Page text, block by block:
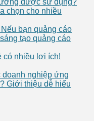
được sử dụng?
chọn cho nhiều
bạn quảng cáo
tạo quảng cáo
có nhiều lợi ích!
nghiệp ứng
Giới thiệu dễ hiểu